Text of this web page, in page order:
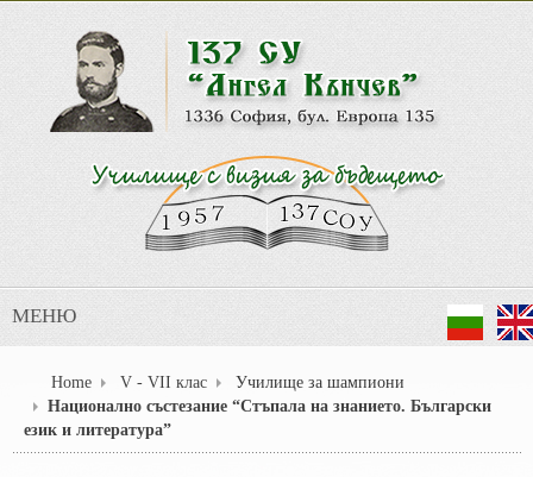
МЕНЮ
Home V - VII клас
Училище за шампиони
Национално състезание “Стъпала на знанието. Български
език и литература”